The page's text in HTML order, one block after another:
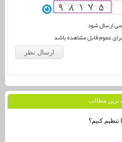
شود
عموم قابل مشاهده باشد
مطالب
کنیم؟